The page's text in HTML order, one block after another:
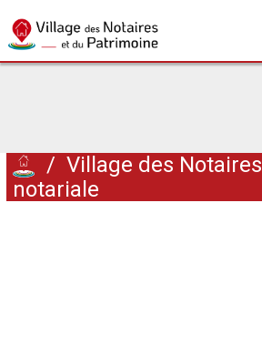
/ Village des Notaires
notariale